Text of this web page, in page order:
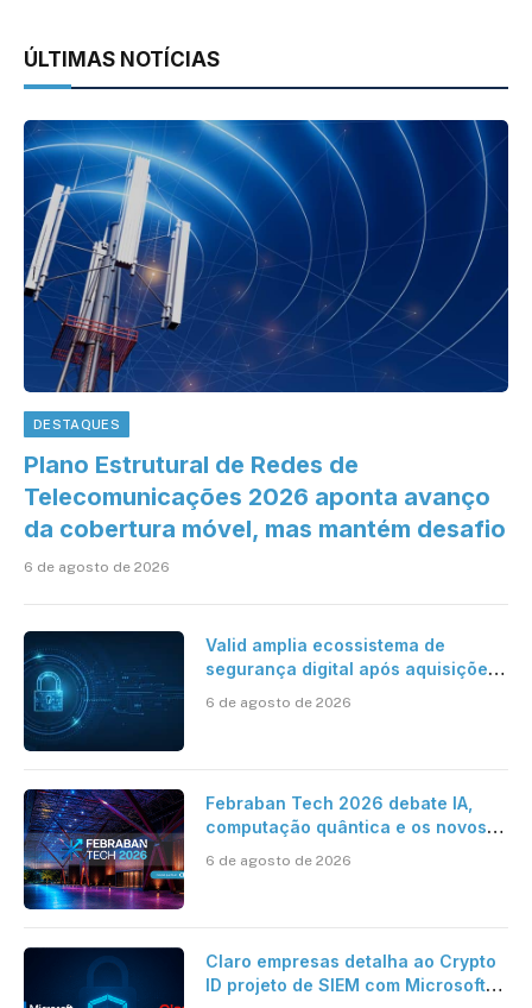
ÚLTIMAS NOTÍCIAS
DESTAQUES
Plano Estrutural de Redes de
Telecomunicações 2026 aponta avanço
da cobertura móvel, mas mantém desafio
6 de agosto de 2026
Valid amplia ecossistema de
segurança digital após aquisições
da HST e Diazero
6 de agosto de 2026
Febraban Tech 2026 debate IA,
computação quântica e os novos
6 de agosto de 2026
Claro empresas detalha ao Crypto
ID projeto de SIEM com Microsoft